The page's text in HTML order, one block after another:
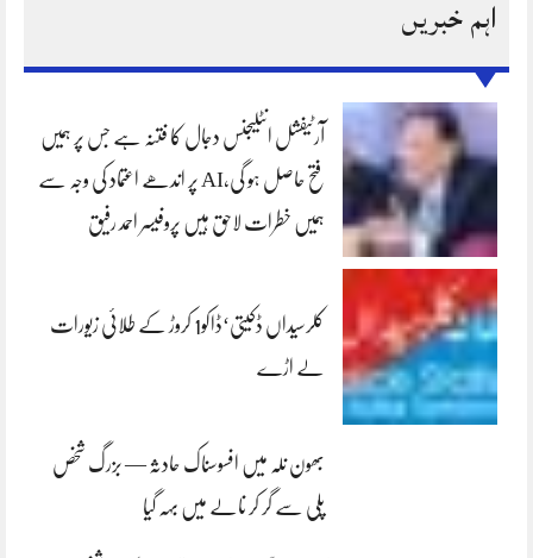
اہم خبریں
آرٹیفشل انٹلیجنس دجال کا فتنہ ہے جس پر ہمیں
فتح حاصل ہو گی،AI پر اندھے اعتماد کی وجہ سے
ہمیں خطرات لاحق ہیں پروفیسر احمد رفیق
کلرسیداں ڈکیتی‘ڈاکو1 کروڑ کے طلائی زیورات
لے اڑے
بھون نلہ میں افسوسناک حادثہ — بزرگ شخص
پلی سے گر کر نالے میں بہہ گیا